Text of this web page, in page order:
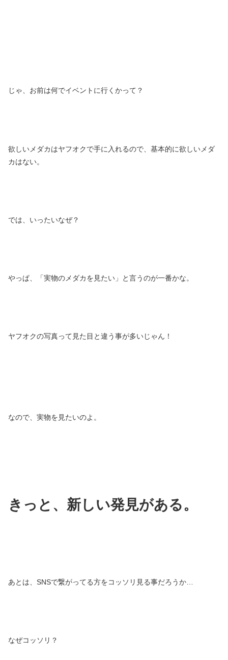
じゃ、お前は何でイベントに行くかって？
欲しいメダカはヤフオクで手に入れるので、基本的に欲しいメダ
カはない。
では、いったいなぜ？
やっぱ、「実物のメダカを見たい」と言うのが一番かな。
ヤフオクの写真って見た目と違う事が多いじゃん！
なので、実物を見たいのよ。
きっと、新しい発見がある。
あとは、SNSで繋がってる方をコッソリ見る事だろうか…
なぜコッソリ？